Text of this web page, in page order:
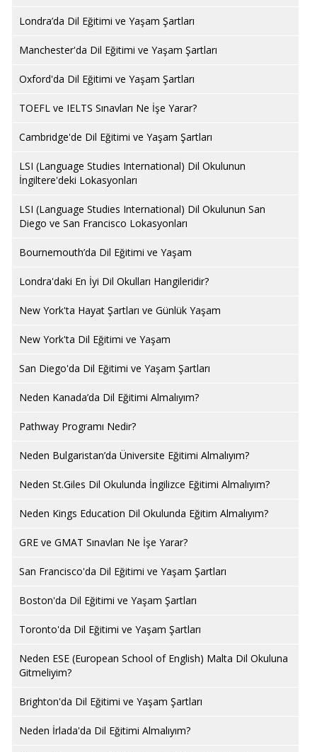
Londra’da Dil Eğitimi ve Yaşam Şartları
Manchester'da Dil Eğitimi ve Yaşam Şartları
Oxford'da Dil Eğitimi ve Yaşam Şartları
TOEFL ve IELTS Sınavları Ne İşe Yarar?
Cambridge'de Dil Eğitimi ve Yaşam Şartları
LSI (Language Studies International) Dil Okulunun
İngiltere'deki Lokasyonları
LSI (Language Studies International) Dil Okulunun San
Diego ve San Francisco Lokasyonları
Bournemouth’da Dil Eğitimi ve Yaşam
Londra'daki En İyi Dil Okulları Hangileridir?
New York'ta Hayat Şartları ve Günlük Yaşam
New York'ta Dil Eğitimi ve Yaşam
San Diego'da Dil Eğitimi ve Yaşam Şartları
Neden Kanada’da Dil Eğitimi Almalıyım?
Pathway Programı Nedir?
Neden Bulgaristan’da Üniversite Eğitimi Almalıyım?
Neden St.Giles Dil Okulunda İngilizce Eğitimi Almalıyım?
Neden Kings Education Dil Okulunda Eğitim Almalıyım?
GRE ve GMAT Sınavları Ne İşe Yarar?
San Francisco'da Dil Eğitimi ve Yaşam Şartları
Boston'da Dil Eğitimi ve Yaşam Şartları
Toronto'da Dil Eğitimi ve Yaşam Şartları
Neden ESE (European School of English) Malta Dil Okuluna
Gitmeliyim?
Brighton'da Dil Eğitimi ve Yaşam Şartları
Neden İrlada'da Dil Eğitimi Almalıyım?